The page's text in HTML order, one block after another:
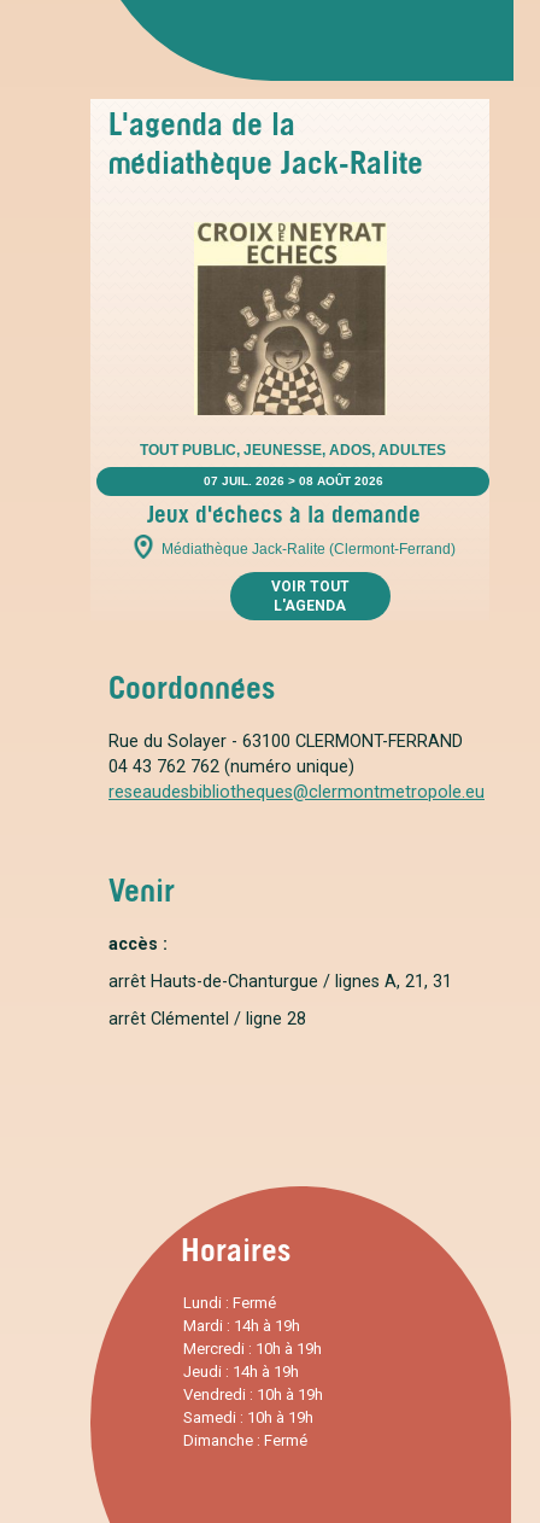
L'agenda de la
médiathèque Jack-Ralite
TOUT PUBLIC, JEUNESSE, ADOS, ADULTES
07 JUIL. 2026 08 AOÛT 2026
Jeux d'échecs à la demande
Médiathèque Jack-Ralite (Clermont-Ferrand)
VOIR TOUT
L'AGENDA
Coordonnées
Rue du Solayer - 63100 CLERMONT-FERRAND
04 43 762 762 (numéro unique)
reseaudesbibliotheques@clermontmetropole.eu
Venir
accès :
arrêt Hauts-de-Chanturgue / lignes A, 21, 31
arrêt Clémentel / ligne 28
Horaires
Lundi : Fermé
Mardi : 14h à 19h
Mercredi : 10h à 19h
Jeudi : 14h à 19h
Vendredi : 10h à 19h
Samedi : 10h à 19h
Dimanche : Fermé